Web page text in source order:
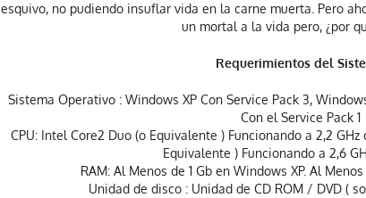
esquivo, no pudiendo insuflar vida en la carne muerta. Pero
un mortal a la vida pero, ¿por
Requerimientos del
Sistema Operativo : Windows XP Con Service Pack 3,
Con el Service Pack 1
CPU: Intel Core2 Duo (o Equivalente ) Funcionando a 2,2
Equivalente ) Funcionando a 2,6
RAM: Al Menos de 1 Gb en Windows XP. Al
Unidad de disco : Unidad de CD ROM / DVD (